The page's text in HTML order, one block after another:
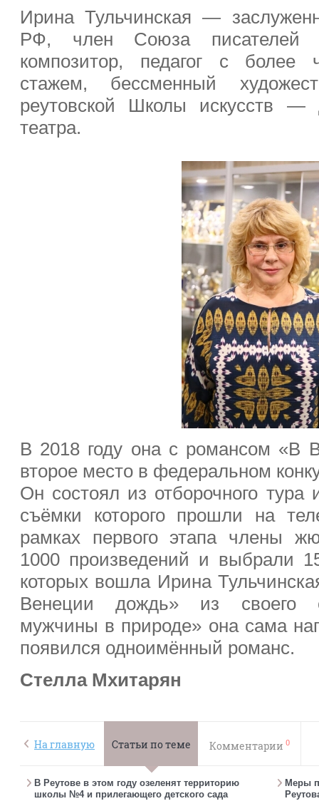
Ирина Тульчинская —
РФ, член Союза писателей
композитор, педагог с более
стажем, бессменный
реутовской Школы искусств —
театра.
В 2018 году она с романсом «В
второе место в федеральном
Он состоял из отборочного тура
съёмки которого прошли на
рамках первого этапа члены
1000 произведений и выбрали
которых вошла Ирина
Венеции дождь» из своего
мужчины в природе» она сама
появился одноимённый романс.
Стелла Мхитарян
На главную Статьи по теме Комментарии 0
В Реутове в этом году озеленят территорию
школы №4 и прилегающего детского сада
Меры